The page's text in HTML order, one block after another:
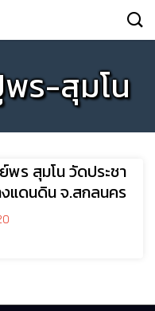
ร-สุมโน
พร สุมโน วัดประชา
แดนดิน จ.สกลนคร